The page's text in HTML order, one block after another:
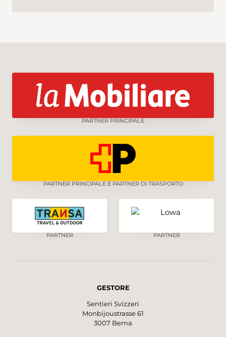
PARTNER PRINCIPALE
PARTNER PRINCIPALE E PARTNER DI TRASPORTO
PARTNER PARTNER
GESTORE
Sentieri Svizzeri
Monbijoustrasse 61
3007 Berna